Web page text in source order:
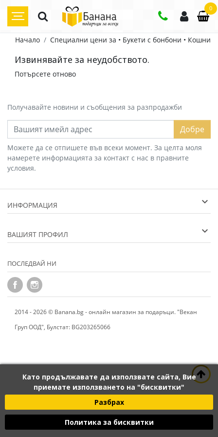
Като продължавате да използвате сайта, Вие
приемате използването на "бисквитки"
Разбрах
Политика за бисквитки
0
Начало Специални цени за • Букети с бонбони •
Извинявайте за неудобството.
Потърсете отново
Получавайте новини и съобщения за разпродажби
Добре
Можете да се отпишете във всеки момент. За целта моля
намерете информацията за контакт с нас в правните
условия.
ИНФОРМАЦИЯ
ВАШИЯТ ПРОФИЛ
ПОСЛЕДВАЙ НИ
2014 - 2026 © Banana.bg - онлайн магазин за подаръци. "Векан
Груп ООД", Булстат: BG203265066